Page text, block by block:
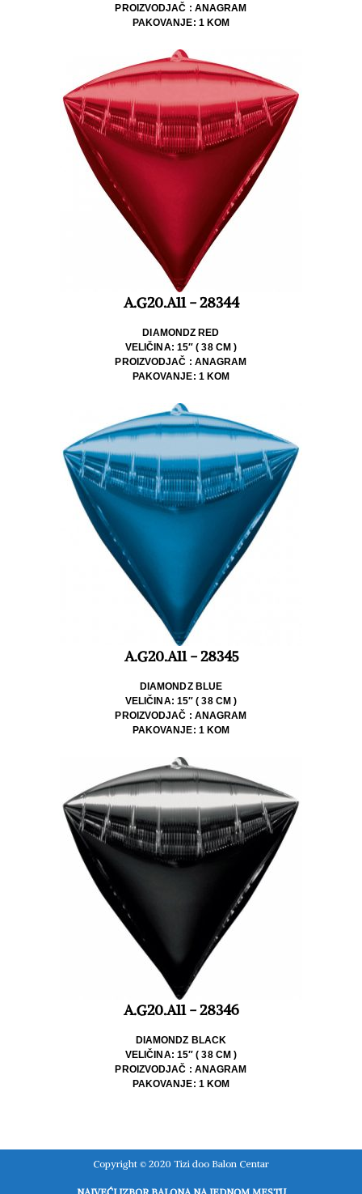
PROIZVODJAČ : ANAGRAM
PAKOVANJE: 1 KOM
A.G20.A11 - 28344
DIAMONDZ RED
VELIČINA: 15″ ( 38 CM )
PROIZVODJAČ : ANAGRAM
PAKOVANJE: 1 KOM
A.G20.A11 - 28345
DIAMONDZ BLUE
VELIČINA: 15″ ( 38 CM )
PROIZVODJAČ : ANAGRAM
PAKOVANJE: 1 KOM
A.G20.A11 - 28346
DIAMONDZ BLACK
VELIČINA: 15″ ( 38 CM )
PROIZVODJAČ : ANAGRAM
PAKOVANJE: 1 KOM
Copyright © 2020 Tizi doo Balon Centar